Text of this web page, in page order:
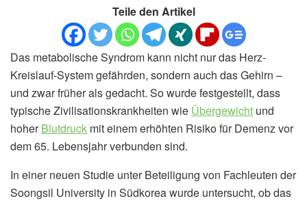
Teile den Artikel
Das metabolische Syndrom kann nicht nur das Herz-
Kreislauf-System gefährden, sondern auch das Gehirn –
und zwar früher als gedacht. So wurde festgestellt, dass
typische Zivilisationskrankheiten wie Übergewicht und
hoherBlutdruck mit einem erhöhten Risiko für Demenz vor
dem 65. Lebensjahr verbunden sind.
In einer neuen Studie unter Beteiligung von Fachleuten der
Soongsil University in Südkorea wurde untersucht, ob das